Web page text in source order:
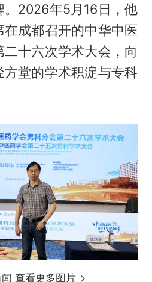
。2026年5月16日，他
成都召开的中华中医
十六次学术大会，向
堂的学术积淀与专科
查看更多图片